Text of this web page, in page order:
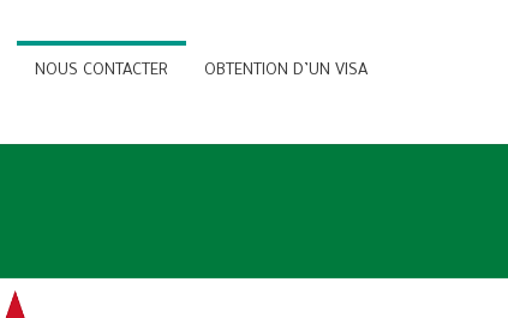
NOUS CONTACTER OBTENTION D’UN VISA